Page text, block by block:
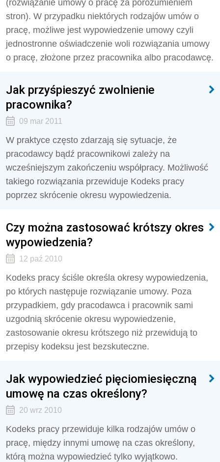
(rozwiązanie umowy o pracę za porozumieniem
stron). W przypadku niektórych rodzajów umów o
pracę, możliwe jest wypowiedzenie umowy czyli
jednostronne oświadczenie woli rozwiązania umowy
o pracę, złożone przez pracownika albo pracodawcę.
Jak przyśpieszyć zwolnienie
pracownika?
09 mar 2011
W praktyce często zdarzają się sytuacje, że
pracodawcy bądź pracownikowi zależy na
wcześniejszym zakończeniu współpracy. Możliwość
takiego rozwiązania przewiduje Kodeks pracy
poprzez skrócenie okresu wypowiedzenia.
Czy można zastosować krótszy okres
wypowiedzenia?
12 paź 2010
Kodeks pracy ściśle określa okresy wypowiedzenia,
po których następuje rozwiązanie umowy. Poza
przypadkiem, gdy pracodawca i pracownik sami
uzgodnią skrócenie okresu wypowiedzenie,
zastosowanie okresu krótszego niż przewidują to
przepisy kodeksu jest bezskuteczne.
Jak wypowiedzieć pięciomiesięczną
umowę na czas określony?
20 wrz 2010
Kodeks pracy przewiduje kilka rodzajów umów o
pracę, między innymi umowę na czas określony,
którą można wypowiedzieć tylko wyjątkowo.